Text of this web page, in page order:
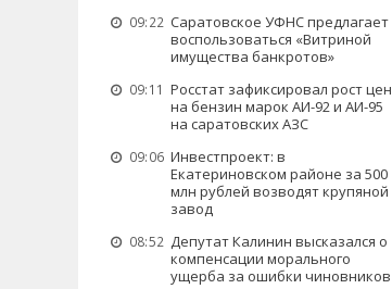
09:22 Саратовское УФНС предлагает
воспользоваться «Витриной
имущества банкротов»
09:11 Росстат зафиксировал рост цен
на бензин марок АИ-92 и АИ-95
на саратовских АЗС
09:06 Инвестпроект: в
Екатериновском районе за 500
млн рублей возводят крупяной
завод
08:52 Депутат Калинин высказался о
компенсации морального
ущерба за ошибки чиновников